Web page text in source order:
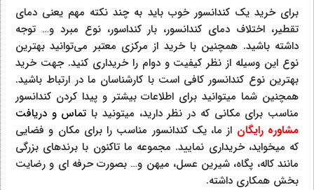
برای خرید یک کندانسور خوب باید به چند نکته مهم یعنی دمای
تقطیر، اختلاف دمای کندانسور، بار کنداسور، نوع مبرد و… توجه
داشته باشید. همچنین با خرید از مرکزی معتبر می‌توانید بهترین
نوع این وسیله از نظر کیفیت و دوام را خریداری کنید. جهت خرید
بهترین نوع کندانسور کافی است با کارشناسان ما در ارتباط باشید.
همچنین شما میتوانید برای اطلاعات بیشتر و پیدا کردن کندانسور
مناسب برای مکانی که در نظر دارید، میتونید با تماس و دریافت
مشاوره رایگان از ما، یک کندانسور مناسب را برای مکان و فضایی
که میخواید، خریداری نمایید. مجموعه ما تاکنون با برندهای بزرگی
مانند کاله، پگاه، شیرین عسل، میهن و… بصورت حرفه ای و رضایت
بخش همکاری داشته.